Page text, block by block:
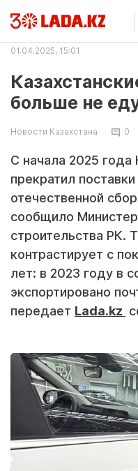
01.04.2025, 15:01
больше не
Новости Казахстана 0
С начала 2025 года
прекратил
отечественной
сообщило
строительства РК.
контрастирует с
лет: в 2023 году в
экспортировано
передает Lada.kz